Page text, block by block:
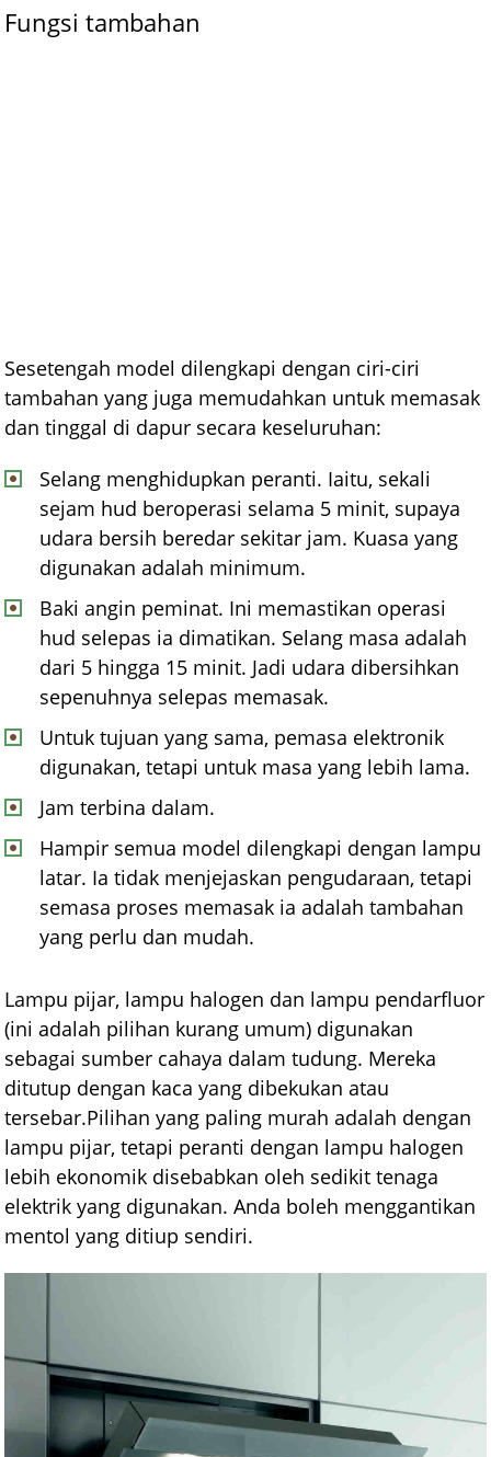
Fungsi tambahan
Sesetengah model dilengkapi dengan ciri-ciri
tambahan yang juga memudahkan untuk memasak
dan tinggal di dapur secara keseluruhan:
Selang menghidupkan peranti. Iaitu, sekali
sejam hud beroperasi selama 5 minit, supaya
udara bersih beredar sekitar jam. Kuasa yang
digunakan adalah minimum.
Baki angin peminat. Ini memastikan operasi
hud selepas ia dimatikan. Selang masa adalah
dari 5 hingga 15 minit. Jadi udara dibersihkan
sepenuhnya selepas memasak.
Untuk tujuan yang sama, pemasa elektronik
digunakan, tetapi untuk masa yang lebih lama.
Jam terbina dalam.
Hampir semua model dilengkapi dengan lampu
latar. Ia tidak menjejaskan pengudaraan, tetapi
semasa proses memasak ia adalah tambahan
yang perlu dan mudah.
Lampu pijar, lampu halogen dan lampu pendarfluor
(ini adalah pilihan kurang umum) digunakan
sebagai sumber cahaya dalam tudung. Mereka
ditutup dengan kaca yang dibekukan atau
tersebar.Pilihan yang paling murah adalah dengan
lampu pijar, tetapi peranti dengan lampu halogen
lebih ekonomik disebabkan oleh sedikit tenaga
elektrik yang digunakan. Anda boleh menggantikan
mentol yang ditiup sendiri.